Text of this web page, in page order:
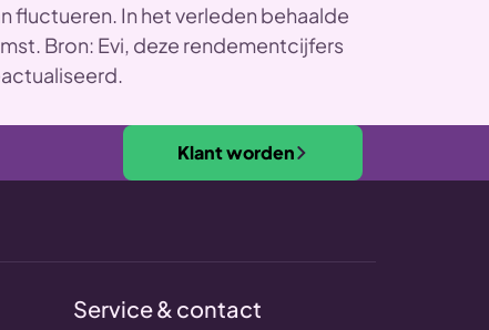
fluctueren. In het verleden behaalde
Bron: Evi, deze rendementcijfers
Klant worden
Service & contact